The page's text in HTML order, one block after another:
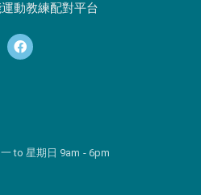
動教練配對平台
to 星期日 9am - 6pm